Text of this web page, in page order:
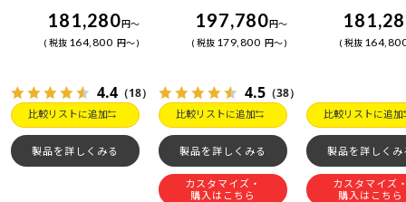
181,280円～
税抜 164,800 円～
4.4 （18）
比較リストに追加
製品を詳しくみる
197,780円～
税抜 179,800 円～
4.5 （38）
比較リストに追加
製品を詳しくみる
カスタマイズ・
購入はこちら
税抜
比較リストに追加
製品を詳しくみ
カスタマイズ
購入はこちら